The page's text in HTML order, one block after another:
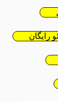
رایگان